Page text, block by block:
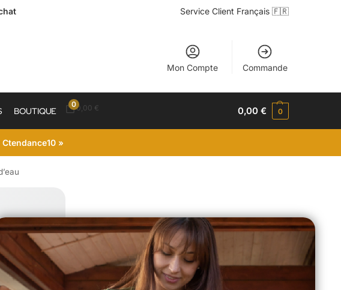
Service Client Français 🇫🇷
Mon Compte Commande
BOUTIQUE
00,00 € 0,00€ 0
»